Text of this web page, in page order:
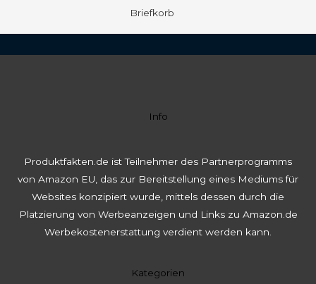
Briefkorb
Info
Produktfakten.de ist Teilnehmer des Partnerprogramms
von Amazon EU, das zur Bereitstellung eines Mediums für
Websites konzipiert wurde, mittels dessen durch die
Platzierung von Werbeanzeigen und Links zu Amazon.de
Werbekostenerstattung verdient werden kann.
Kategorien